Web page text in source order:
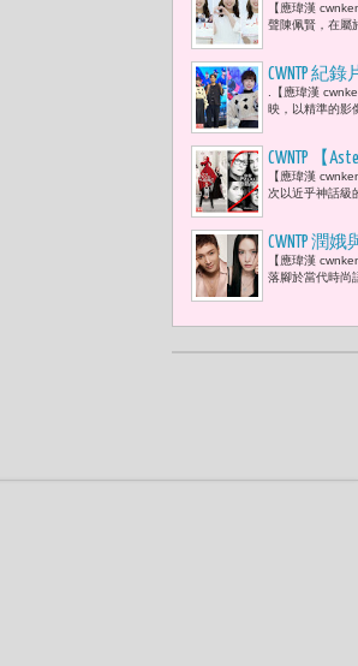
一種名為
【應瑋漢
聲陳佩賢，在屬
CWNTP 紀
軍時刻 曾
.【應瑋漢
映，以精準的影
CWNTP 【
尚權力的
【應瑋漢
次以近乎神話級
CWNTP 潤
向。讓珠
【應瑋漢
落腳於當代時尚